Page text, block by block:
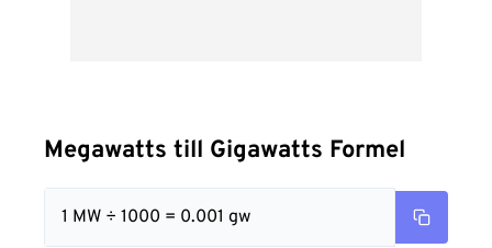
Megawatts till Gigawatts Formel
1 MW ÷ 1000 = 0.001 gw